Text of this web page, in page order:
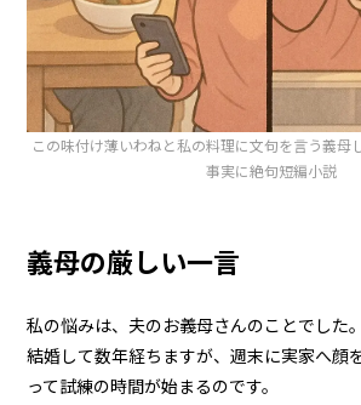
この味付け薄いわねと私の料理に文句を言う義母
事実に絶句短編小説
義母の厳しい一言
私の悩みは、夫のお義母さんのことでした。
結婚して数年経ちますが、週末に実家へ顔
って試練の時間が始まるのです。